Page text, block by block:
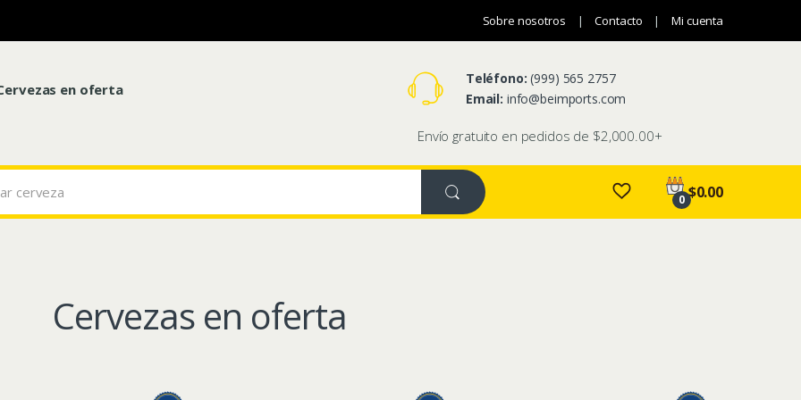
Sobre nosotros Contacto Mi cuenta
en oferta
Envío gratuito en pedidos de $2,000.00+
Teléfono: (999) 565 2757
Email: info@beimports.com
0 $0.00
Cervezas en oferta